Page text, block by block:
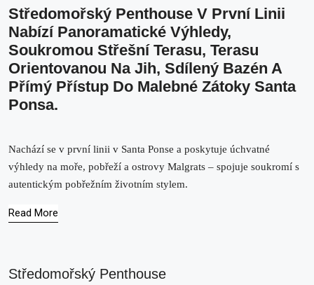
Středomořský Penthouse V První Linii
Nabízí Panoramatické Výhledy,
Soukromou Střešní Terasu, Terasu
Orientovanou Na Jih, Sdílený Bazén A
Přímý Přístup Do Malebné Zátoky Santa
Ponsa.
Nachází se v první linii v Santa Ponse a poskytuje úchvatné
výhledy na moře, pobřeží a ostrovy Malgrats – spojuje soukromí s
autentickým pobřežním životním stylem.
Read More
Středomořský Penthouse